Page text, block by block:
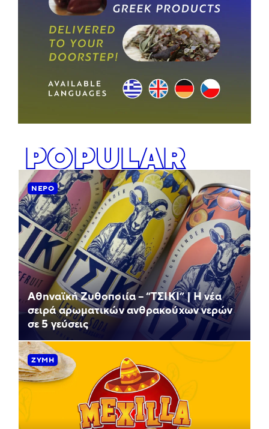
POPULAR
ΝΕΡΌ
Αθηναϊκή Ζυθοποιία – “ΤΣΙΚΙ” | Η νέα
σειρά αρωματικών ανθρακούχων νερών
σε 5 γεύσεις
ΖΎΜΗ